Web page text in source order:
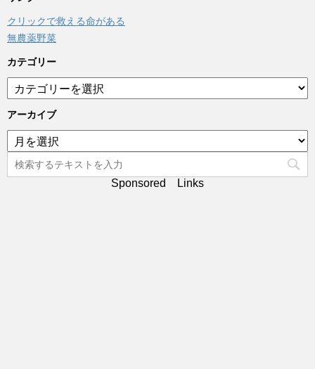
クリックで救える命がある
無農薬野菜
カテゴリー
テ
ゴ
リ
ー
アーカイブ
ア
ー
カ
イ
Sponsored Links